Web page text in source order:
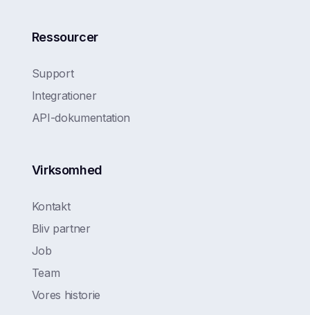
Ressourcer
Support
Integrationer
API-dokumentation
Virksomhed
Kontakt
Bliv partner
Job
Team
Vores historie